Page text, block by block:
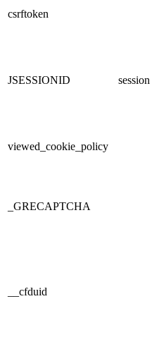
csrftoken
JSESSIONID session
viewed_cookie_policy
_GRECAPTCHA
__cfduid